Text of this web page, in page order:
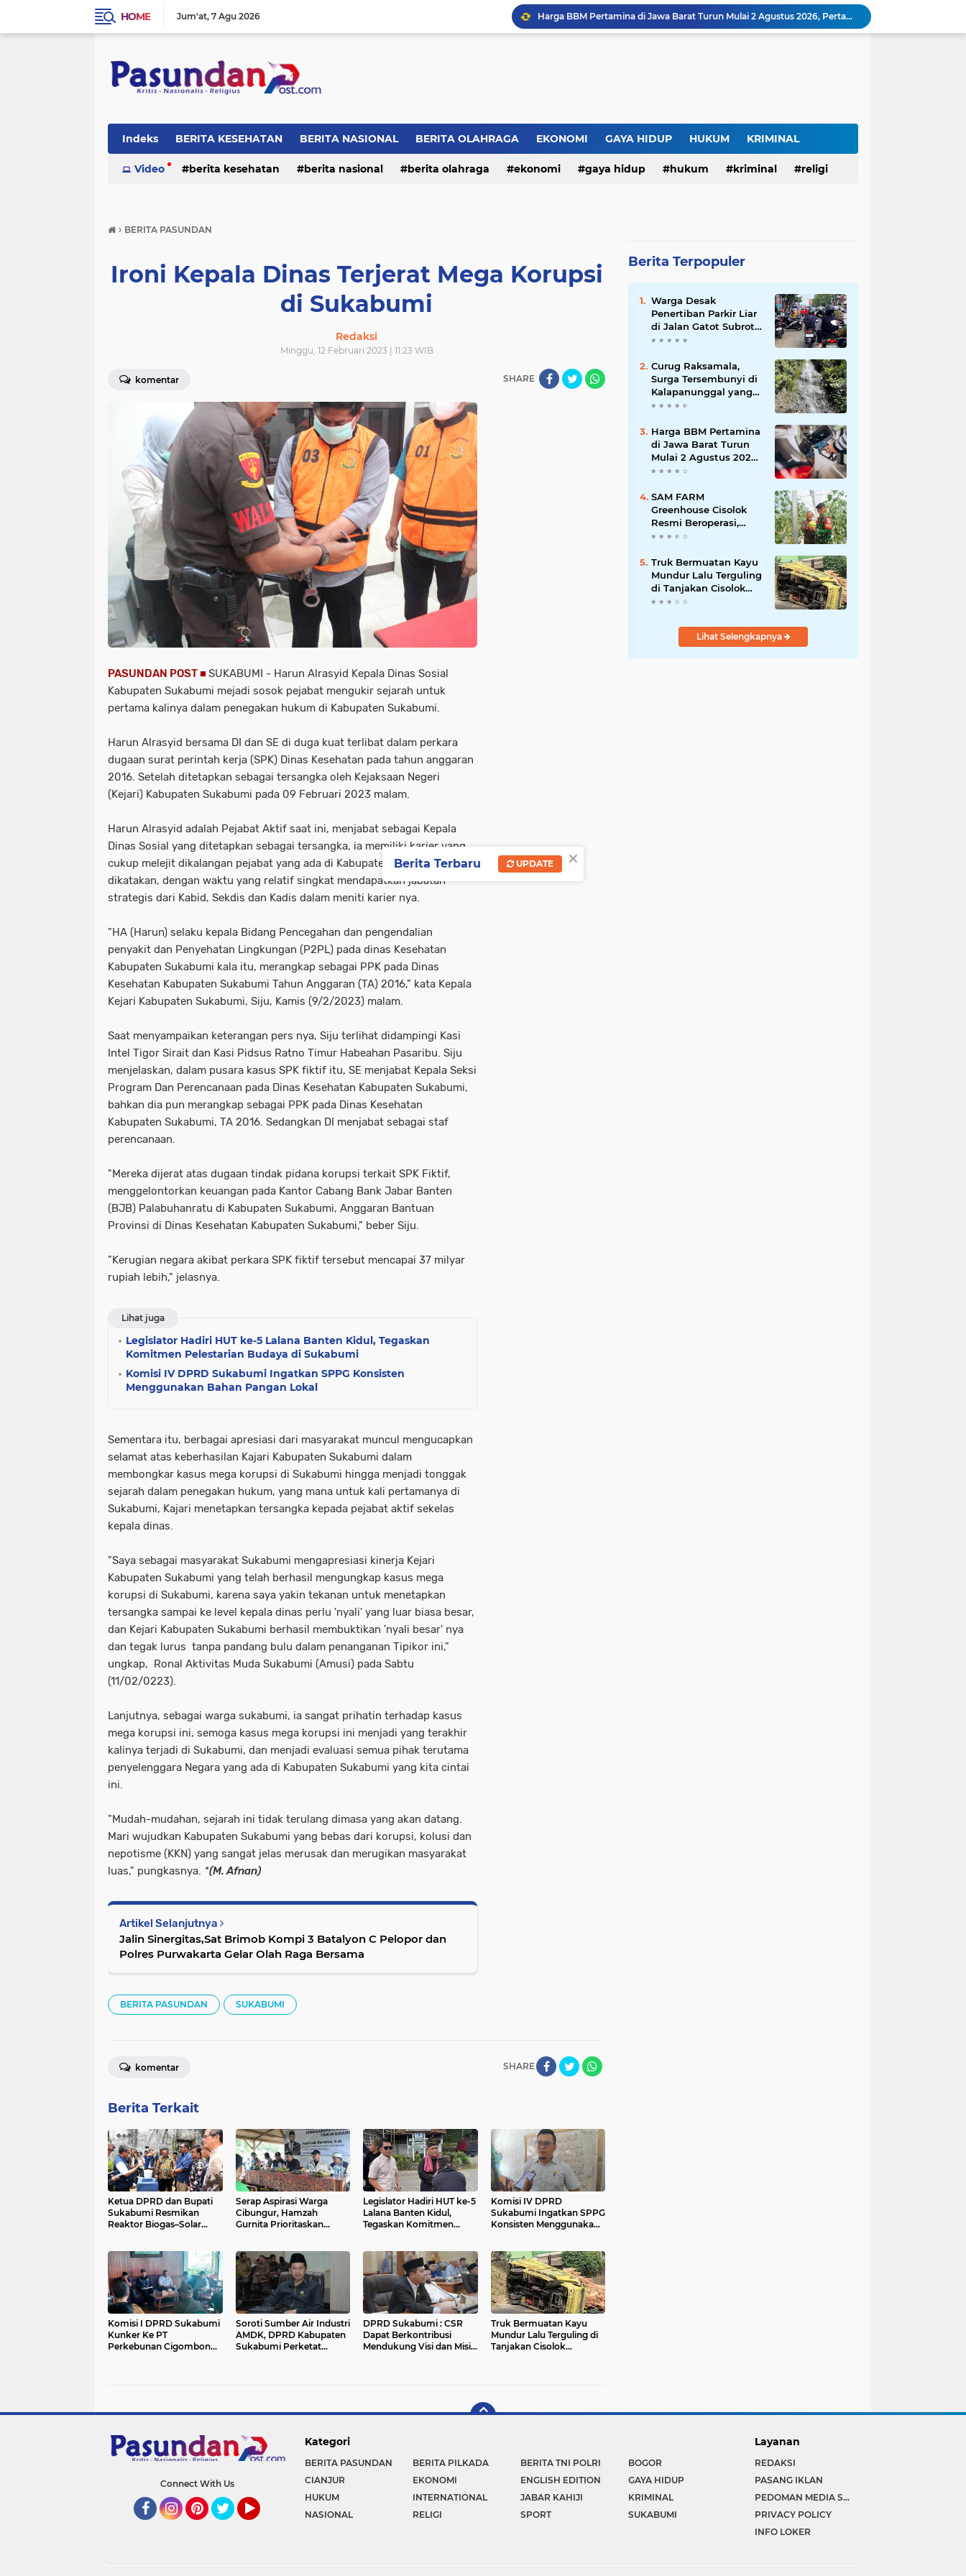
HOME Jum'at 7 Agu 2026
Harga BBM Pertamina di Jawa Barat Turun Mulai 2 Agustus 2026, Pertamax Jadi Rp15.950 per Liter, Cek Daftar Harga Terbaru
SAM FARM Greenhouse Cisolok Resmi Beroperasi, Hadirkan Wisata Petik Melon Premium dan Edukasi Pertanian Modern di Sukabumi
Indeks BERITA KESEHATAN BERITA NASIONAL BERITA OLAHRAGA EKONOMI GAYA HIDUP HUKUM KRIMINAL
RELIGI
Video berita kesehatan berita nasional berita olahraga ekonomi gaya hidup hukum kriminal religi
› BERITA PASUNDAN
Ironi Kepala Dinas Terjerat Mega Korupsi
di Sukabumi
Redaksi
Minggu, 12 Februari 2023 | 11:23 WIB
komentar SHARE
PASUNDAN POST ■SUKABUMI - Harun Alrasyid Kepala Dinas Sosial
Kabupaten Sukabumi mejadi sosok pejabat mengukir sejarah untuk
pertama kalinya dalam penegakan hukum di Kabupaten Sukabumi.
Harun Alrasyid bersama DI dan SE di duga kuat terlibat dalam perkara
dugaan surat perintah kerja (SPK) Dinas Kesehatan pada tahun anggaran
2016. Setelah ditetapkan sebagai tersangka oleh Kejaksaan Negeri
(Kejari) Kabupaten Sukabumi pada 09 Februari 2023 malam.
Harun Alrasyid adalah Pejabat Aktif saat ini, menjabat sebagai Kepala
Dinas Sosial yang ditetapkan sebagai tersangka, ia memiliki karier yang
cukup melejit dikalangan pejabat yang ada di Kabupaten Sukabumi, bisa
dikatakan, dengan waktu yang relatif singkat mendapatkan jabatan
strategis dari Kabid, Sekdis dan Kadis dalam meniti karier nya.
"HA (Harun) selaku kepala Bidang Pencegahan dan pengendalian
penyakit dan Penyehatan Lingkungan (P2PL) pada dinas Kesehatan
Kabupaten Sukabumi kala itu, merangkap sebagai PPK pada Dinas
Kesehatan Kabupaten Sukabumi Tahun Anggaran (TA) 2016,” kata Kepala
Kejari Kabupaten Sukabumi, Siju, Kamis (9/2/2023) malam.
Saat menyampaikan keterangan pers nya, Siju terlihat didampingi Kasi
Intel Tigor Sirait dan Kasi Pidsus Ratno Timur Habeahan Pasaribu. Siju
menjelaskan, dalam pusara kasus SPK fiktif itu, SE menjabat Kepala Seksi
Program Dan Perencanaan pada Dinas Kesehatan Kabupaten Sukabumi,
bahkan dia pun merangkap sebagai PPK pada Dinas Kesehatan
Kabupaten Sukabumi, TA 2016. Sedangkan DI menjabat sebagai staf
perencanaan.
"Mereka dijerat atas dugaan tindak pidana korupsi terkait SPK Fiktif,
menggelontorkan keuangan pada Kantor Cabang Bank Jabar Banten
(BJB) Palabuhanratu di Kabupaten Sukabumi, Anggaran Bantuan
Provinsi di Dinas Kesehatan Kabupaten Sukabumi,” beber Siju.
"Kerugian negara akibat perkara SPK fiktif tersebut mencapai 37 milyar
rupiah lebih," jelasnya.
Lihat juga
Legislator Hadiri HUT ke-5 Lalana Banten Kidul, Tegaskan
Komitmen Pelestarian Budaya di Sukabumi
Komisi IV DPRD Sukabumi Ingatkan SPPG Konsisten
Menggunakan Bahan Pangan Lokal
Sementara itu, berbagai apresiasi dari masyarakat muncul mengucapkan
selamat atas keberhasilan Kajari Kabupaten Sukabumi dalam
membongkar kasus mega korupsi di Sukabumi hingga menjadi tonggak
sejarah dalam penegakan hukum, yang mana untuk kali pertamanya di
Sukabumi, Kajari menetapkan tersangka kepada pejabat aktif sekelas
kepala dinas.
"Saya sebagai masyarakat Sukabumi mengapresiasi kinerja Kejari
Kabupaten Sukabumi yang telah berhasil mengungkap kasus mega
korupsi di Sukabumi, karena saya yakin tekanan untuk menetapkan
tersangka sampai ke level kepala dinas perlu 'nyali' yang luar biasa besar,
dan Kejari Kabupaten Sukabumi berhasil membuktikan 'nyali besar' nya
dan tegak lurus tanpa pandang bulu dalam penanganan Tipikor ini,"
ungkap, Ronal Aktivitas Muda Sukabumi (Amusi) pada Sabtu
(11/02/0223).
Lanjutnya, sebagai warga sukabumi, ia sangat prihatin terhadap kasus
mega korupsi ini, semoga kasus mega korupsi ini menjadi yang terakhir
kalinya terjadi di Sukabumi, dan menjadi evaluasi semua pihak terutama
penyelenggara Negara yang ada di Kabupaten Sukabumi yang kita cintai
ini.
"Mudah-mudahan, sejarah ini tidak terulang dimasa yang akan datang.
Mari wujudkan Kabupaten Sukabumi yang bebas dari korupsi, kolusi dan
nepotisme (KKN) yang sangat jelas merusak dan merugikan masyarakat
luas," pungkasnya. *(M. Afnan)
Artikel Selanjutnya
Jalin Sinergitas,Sat Brimob Kompi 3 Batalyon C Pelopor dan
Polres Purwakarta Gelar Olah Raga Bersama
BERITA PASUNDAN SUKABUMI
SHARE
komentar
Berita Terkait
Ketua DPRD dan Bupati
Sukabumi Resmikan
Reaktor Biogas–Solar
Simpenan
Serap Aspirasi Warga
Cibungur, Hamzah
Gurnita Prioritaskan
Legislator Hadiri HUT ke-5
Lalana Banten Kidul,
Tegaskan Komitmen
Komisi IV DPRD
Sukabumi Ingatkan SPPG
Konsisten Menggunakan
Komisi I DPRD Sukabumi
Kunker Ke PT
Perkebunan Cigombong,
Soroti Sumber Air Industri
AMDK, DPRD Kabupaten
Sukabumi Perketat
DPRD Sukabumi : CSR
Dapat Berkontribusi
Mendukung Visi dan Misi
Truk Bermuatan Kayu
Mundur Lalu Terguling di
Tanjakan Cisolok
Berita Terpopuler
Warga Desak
Penertiban Parkir Liar
di Jalan Gatot Subroto
Bandung, Kemacetan
Mengkhawatirkan
Curug Raksamala,
Surga Tersembunyi di
Kalapanunggal yang
Siap Menjadi Ikon
Kabupaten Sukabumi
Harga BBM Pertamina
di Jawa Barat Turun
Mulai 2 Agustus 2026,
Pertamax Jadi
Daftar Harga Terbaru
SAM FARM
Greenhouse Cisolok
Resmi Beroperasi,
Hadirkan Wisata Petik
Edukasi Pertanian
Modern di Sukabumi
Truk Bermuatan Kayu
Mundur Lalu Terguling
di Tanjakan Cisolok
Sukabumi, Polisi:
Menanjak
Lihat Selengkapnya
Connect With Us
Kategori
BERITA PASUNDAN BERITA PILKADA BERITA TNI POLRI
BOGOR
CIANJUR
EKONOMI ENGLISH EDITION
GAYA HIDUP
HUKUM
INTERNATIONAL JABAR KAHIJI
KRIMINAL
NASIONAL
RELIGI SPORT SUKABUMI
Layanan
REDAKSI
PASANG IKLAN
PEDOMAN MEDIA SIBER
PRIVACY POLICY
INFO LOKER
×
Berita Terbaru UPDATE